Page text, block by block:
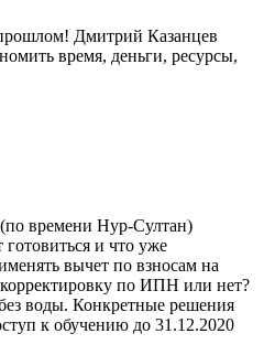
Дмитрий Казанцев
время, деньги, ресурсы,
времени Нур-Султан)
и что уже
вычет по взносам на
по ИПН или нет?
воды. Конкретные решения
к обучению до 31.12.2020